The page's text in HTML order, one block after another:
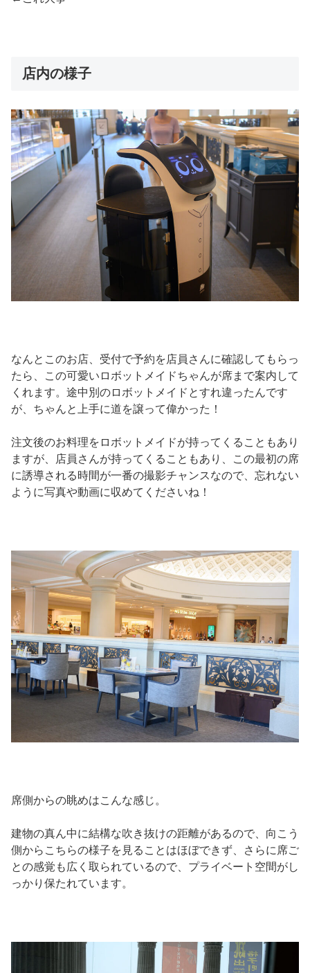
店内の様子
なんとこのお店、受付で予約を店員さんに確認してもらっ
たら、この可愛いロボットメイドちゃんが席まで案内して
くれます。途中別のロボットメイドとすれ違ったんです
が、ちゃんと上手に道を譲って偉かった！
注文後のお料理をロボットメイドが持ってくることもあり
ますが、店員さんが持ってくることもあり、この最初の席
に誘導される時間が一番の撮影チャンスなので、忘れない
ように写真や動画に収めてくださいね！
席側からの眺めはこんな感じ。
建物の真ん中に結構な吹き抜けの距離があるので、向こう
側からこちらの様子を見ることはほぼできず、さらに席ご
との感覚も広く取られているので、プライベート空間がし
っかり保たれています。